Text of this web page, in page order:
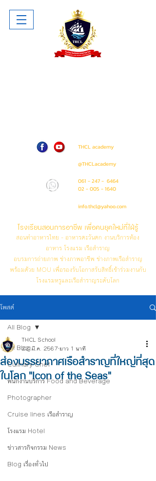
THCL academy
@THCLacademy
061 - 247 - 6464
02 - 005 - 1640
info.thcl@yahoo.com
โรงเรียนสอนการอาชีพ เพื่อคนยุคใหม่ที่ใฝ่รู้
สอนทำอาหารไทย - อาหารตะวันตก งานบริการห้อง
อาหาร โรงแรม เรือสำราญ
อบรมการถ่ายภาพ ช่างภาพอาชีพ ช่างภาพเรือสำราญ
พร้อมด้วย MOU เพื่อรองรับโอกาสรับสิทธิ์เข้าร่วมงานกับ
โรงแรมหรูและเรือสำราญระดับโลก
โพสต์
All Blog
Culinary Chef
พนักงานบริการ Food and Beverage
Photographer
Cruise lines เรือสำราญ
โรงแรม Hotel
ข่าวสารกิจกรรม News
Blog เรื่องทั่วไป
All Blog
ส่องบรรยากาศเรือสำราญที่ใหญ่ที่สุด
ในโลก "Icon of the Seas"
THCL School
22 มี.ค. 2567 ยาว 1 นาที